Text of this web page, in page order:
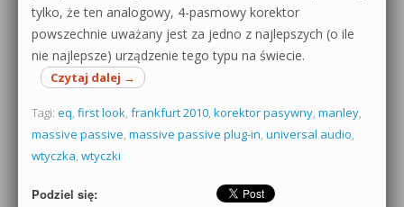
tylko, że ten analogowy, 4-pasmowy korektor
powszechnie uważany jest za jedno z najlepszych (o ile
nie najlepsze) urządzenie tego typu na świecie.
Czytaj dalej →
Tagi: eq, first look, frankfurt 2010, korektor pasywny, manley,
massive passive, massive passive plug-in, universal audio,
wtyczka, wtyczki
Podziel się: